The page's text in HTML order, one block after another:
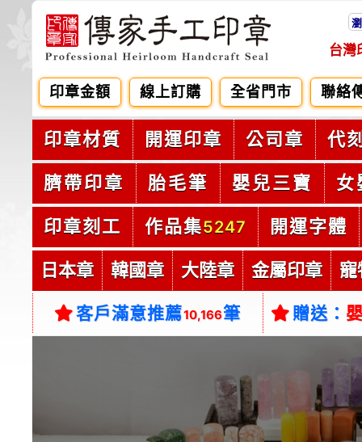
台灣
印章金額 線上訂購 全省門市 聯絡
印章材質 開運印章 公司章 代
臍帶印章 胎毛筆 嬰兒三寶 女
印章刻工 作品集5247 開運字體
日本章 韓國章 大陸章 金屬印章 寵
客戶滿意推薦10,166筆 贈送：